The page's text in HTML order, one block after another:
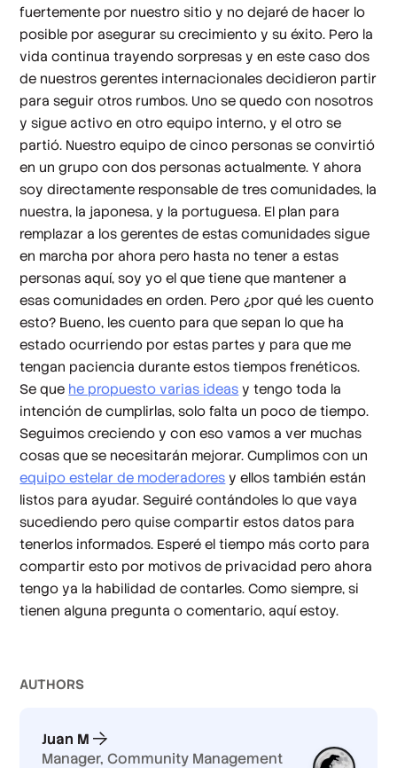
fuertemente por nuestro sitio y no dejaré de hacer lo
posible por asegurar su crecimiento y su éxito. Pero la
vida continua trayendo sorpresas y en este caso dos
de nuestros gerentes internacionales decidieron partir
para seguir otros rumbos. Uno se quedo con nosotros
y sigue activo en otro equipo interno, y el otro se
partió. Nuestro equipo de cinco personas se convirtió
en un grupo con dos personas actualmente. Y ahora
soy directamente responsable de tres comunidades, la
nuestra, la japonesa, y la portuguesa. El plan para
remplazar a los gerentes de estas comunidades sigue
en marcha por ahora pero hasta no tener a estas
personas aquí, soy yo el que tiene que mantener a
esas comunidades en orden. Pero ¿por qué les cuento
esto? Bueno, les cuento para que sepan lo que ha
estado ocurriendo por estas partes y para que me
tengan paciencia durante estos tiempos frenéticos.
Se que he propuesto varias ideas y tengo toda la
intención de cumplirlas, solo falta un poco de tiempo.
Seguimos creciendo y con eso vamos a ver muchas
cosas que se necesitarán mejorar. Cumplimos con un
equipo estelar de moderadores y ellos también están
listos para ayudar. Seguiré contándoles lo que vaya
sucediendo pero quise compartir estos datos para
tenerlos informados. Esperé el tiempo más corto para
compartir esto por motivos de privacidad pero ahora
tengo ya la habilidad de contarles. Como siempre, si
tienen alguna pregunta o comentario, aquí estoy.
AUTHORS
Juan M
Manager, Community Management